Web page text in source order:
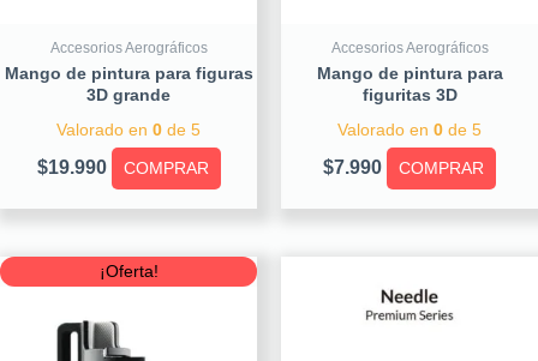
Accesorios Aerográficos
Mango de pintura para figuras
3D grande
Valorado en 0 de 5
$19.990 COMPRAR
Accesorios Aerográficos
Mango de pintura para
figuritas 3D
Valorado en 0 de 5
$7.990 COMPRAR
¡Oferta!Original
price
Current
price